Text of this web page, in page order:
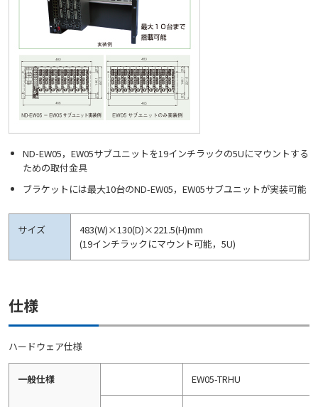
ND-EW05，EW05サブユニットを19インチラックの5Uにマウントする
ための取付金具
ブラケットには最大10台のND-EW05，EW05サブユニットが実装可能
サイズ
483(W)×130(D)×221.5(H)mm
(19インチラックにマウント可能，5U)
仕様
ハードウェア仕様
一般仕様 EW05-TRHU